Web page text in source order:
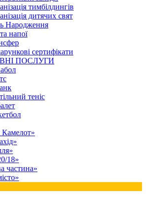
тимбілдингів
дитячих свят
Народження
напої
сертифікати
ПОСЛУГИ
теніс
18»
частина»